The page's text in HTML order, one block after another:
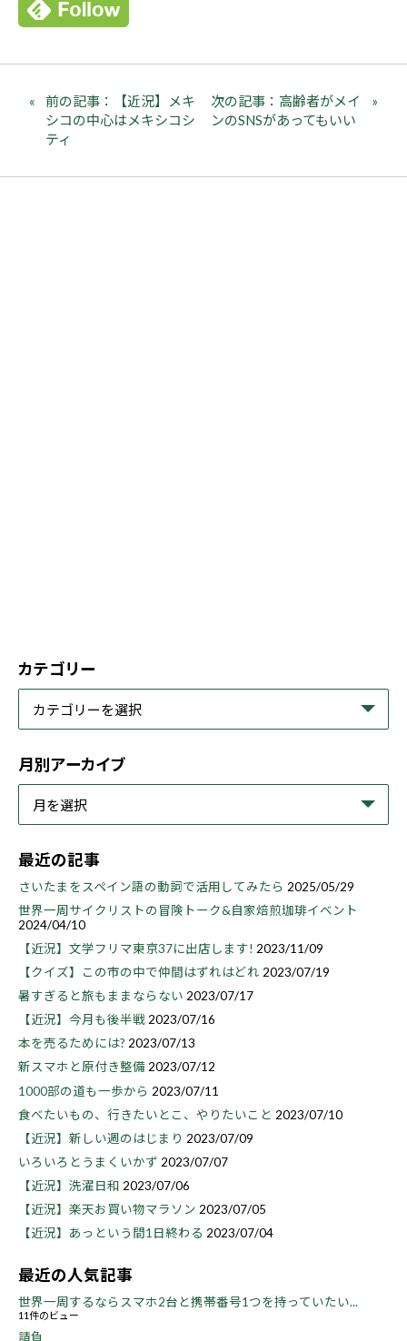
前の記事：【近況】メキ
シコの中心はメキシコシ
ティ
次の記事：高齢者がメイ
ンのSNSがあってもいい
カテゴリー
月別アーカイブ
最近の記事
さいたまをスペイン語の動詞で活用してみたら 2025/05/29
世界一周サイクリストの冒険トーク&自家焙煎珈琲イベント
2024/04/10
【近況】文学フリマ東京37に出店します! 2023/11/09
【クイズ】この市の中で仲間はずれはどれ 2023/07/19
暑すぎると旅もままならない 2023/07/17
【近況】今月も後半戦 2023/07/16
本を売るためには? 2023/07/13
新スマホと原付き整備2023/07/12
1000部の道も一歩から 2023/07/11
食べたいもの、行きたいとこ、やりたいこと 2023/07/10
【近況】新しい週のはじまり 2023/07/09
いろいろとうまくいかず 2023/07/07
【近況】洗濯日和 2023/07/06
【近況】楽天お買い物マラソン 2023/07/05
【近況】あっという間1日終わる 2023/07/04
最近の人気記事
世界一周するならスマホ2台と携帯番号1つを持っていたい...
11件のビュー
請負